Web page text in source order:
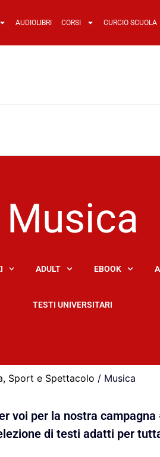
AUDIOLIBRI CORSI CURCIO SCUOLA
Musica
ADULT EBOOK
TESTI UNIVERSITARI
Sport e Spettacolo / Musica
voi per la nostra
di testi adatti per